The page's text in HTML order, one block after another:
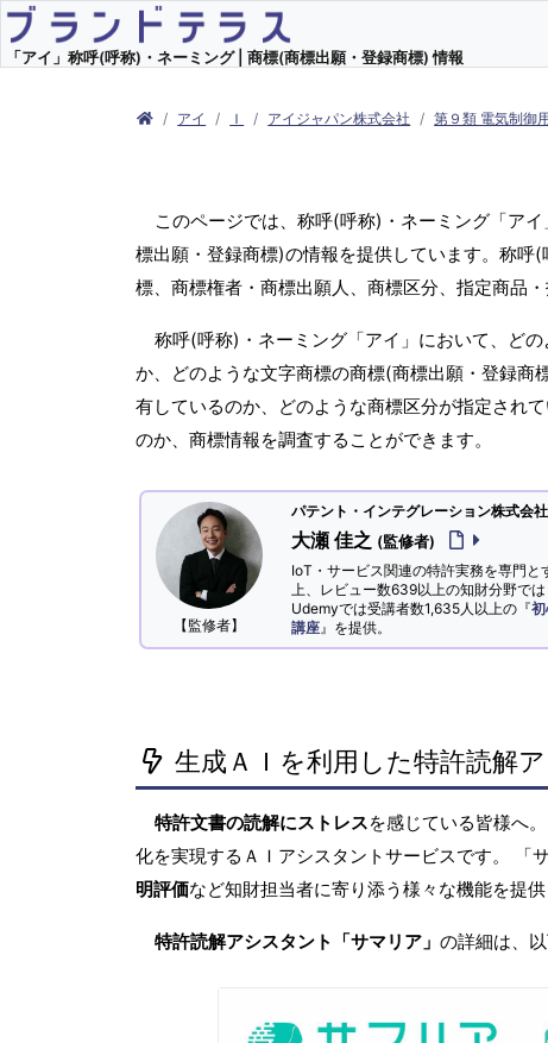
「アイ」称呼(呼称)・ネーミング | 商標(商標出願・登録商標) 情報
アイ Ｉ アイジャパン株式会社 第９類 電気制御
このページでは、称呼(呼称)・ネーミング「ア
標出願・登録商標)の情報を提供しています。称
標、商標権者・商標出願人、商標区分、指定商品
称呼(呼称)・ネーミング「アイ」において、ど
か、どのような文字商標の商標(商標出願・登録
有しているのか、どのような商標区分が指定され
のか、商標情報を調査することができます。
【監修者】
パテント・インテグレーション株式会
大瀬 佳之 (監修者)
IoT・サービス関連の特許実務を専門
上、レビュー数639以上の知財分野では
Udemyでは受講者数1,635人以上の『
講座 』を提供。
生成ＡＩを利用した特許読解
特許文書の読解にストレスを感じている皆様へ。
化を実現するＡＩアシスタントサービスです。 「
明評価など知財担当者に寄り添う様々な機能を提
特許読解アシスタント「サマリア」 の詳細は、